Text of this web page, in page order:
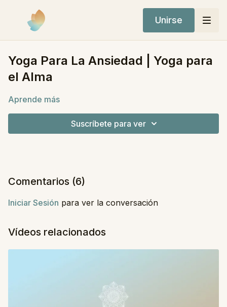
Unirse
Yoga Para La Ansiedad | Yoga para
el Alma
Aprende más
Suscríbete para ver
Comentarios (6)
Iniciar Sesión para ver la conversación
Vídeos relacionados